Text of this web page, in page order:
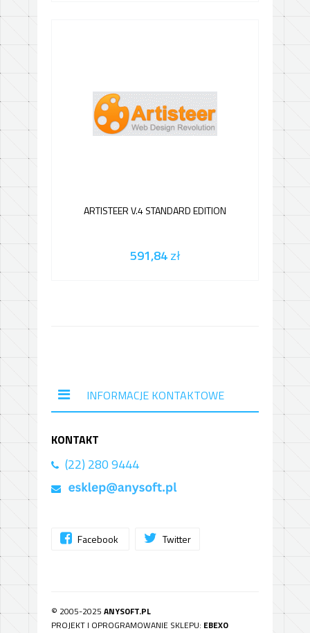
ARTISTEER V.4 STANDARD EDITION
591,84zł
INFORMACJE KONTAKTOWE
KONTAKT
(22) 280 9444
Facebook Twitter
© 2005-2025 ANYSOFT.PL
PROJEKT I OPROGRAMOWANIE SKLEPU: EBEXO